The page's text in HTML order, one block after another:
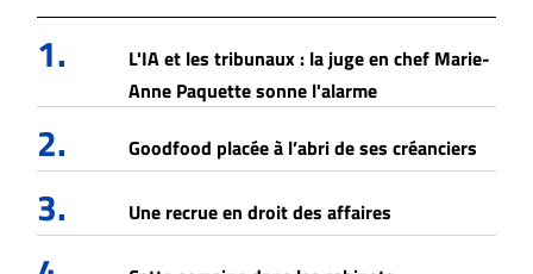
1.
L'IA et les tribunaux : la juge en chef Marie-
Anne Paquette sonne l'alarme
2. Goodfood placée à l’abri de ses créanciers
3. Une recrue en droit des affaires